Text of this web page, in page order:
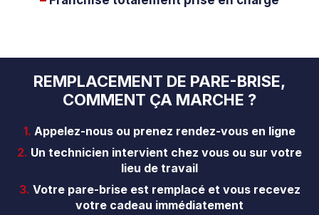
REMPLACEMENT DE PARE-BRISE,
COMMENT ÇA MARCHE ?
1. Appelez-nous ou prenez rendez-vous en ligne
2. Un technicien intervient chez vous ou sur votre
lieu de travail
3. Votre pare-brise est remplacé et vous recevez
votre cadeau immédiatement